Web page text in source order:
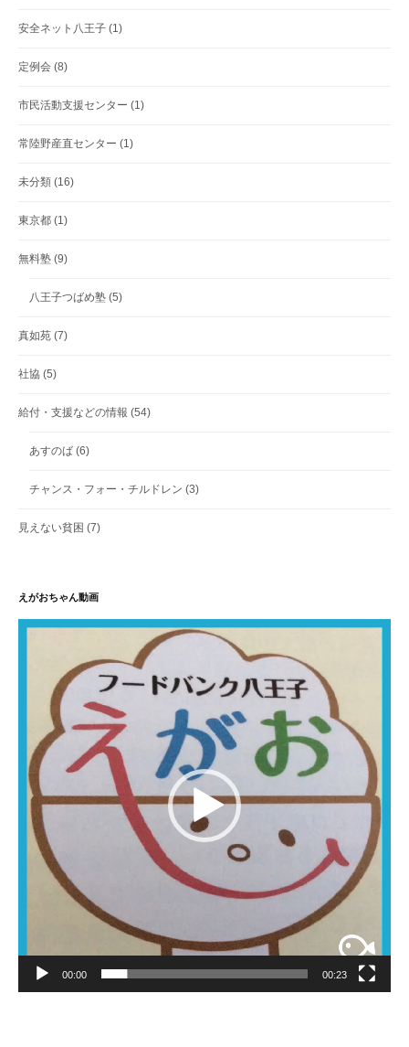
安全ネット八王子 (1)
定例会 (8)
市民活動支援センター (1)
常陸野産直センター (1)
未分類 (16)
東京都 (1)
無料塾 (9)
八王子つばめ塾 (5)
真如苑 (7)
社協 (5)
給付・支援などの情報 (54)
あすのば (6)
チャンス・フォー・チルドレン (3)
見えない貧困 (7)
えがおちゃん動画
動
00:00 00:23